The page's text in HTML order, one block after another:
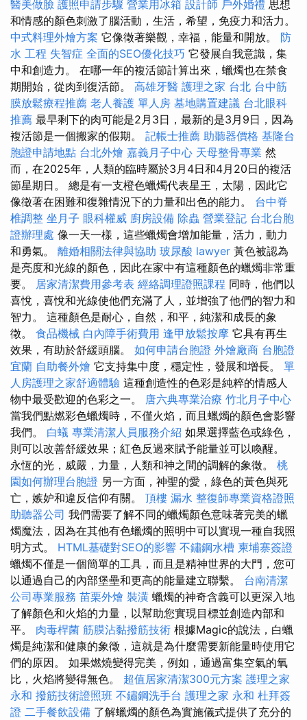
醫美做臉 護照申請步驟 營業用冰箱 設計師 戶外婚禮 思想
和情感的顏色刺激了腦活動，生活，希望，免疫力和活力。
中式料理外燴方案 它像徵著樂觀，幸福，能量和開放。 防
水 工程 失智症 全面的SEO優化技巧 它發展自我意識，集
中和創造力。 在哪一年的複活節計算出來，蠟燭也在禁食
期開始，從肉到復活節。 高雄牙醫 護理之家 台北 台中筋
膜放鬆療程推薦 老人養護 單人房 墓地購置建議 台北眼科
推薦 最早剩下的肉可能是2月3日，最新的是3月9日，因為
複活節是一個搬家的假期。 記帳士推薦 助聽器價格 基隆台
胞證申請地點 台北外燴 嘉義月子中心 天母整骨專業 然
而，在2025年，人類的臨時屬於3月4日和4月20日的複活
節星期日。 總是有一支橙色蠟燭代表星王，太陽，因此它
像徵著在困難和復雜情況下的力量和出色的能力。 台中脊
椎調整 坐月子 眼科權威 廚房設備 除蟲 營業登記 台北台胞
證辦理處 像一天一樣，這些蠟燭會增加能量，活力，動力
和勇氣。 離婚相關法律與協助 玻尿酸 lawyer 黃色被認為
是亮度和光線的顏色，因此在家中有這種顏色的蠟燭非常重
要。 居家清潔費用參考表 經絡調理證照課程 同時，他們以
喜悅，喜悅和光線使他們充滿了人，並增強了他們的智力和
智力。 這種顏色是耐心，自然，和平，純潔和成長的象
徵。 食品機械 白內障手術費用 逢甲放鬆按摩 它具有再生
效果，有助於舒緩頭腦。 如何申請台胞證 外燴廠商 台胞證
宜蘭 自助餐外燴 它支持集中度，穩定性，發展和增長。 單
人房護理之家舒適體驗 這種創造性的色彩是純粹的情感人
物中最受歡迎的色彩之一。 唐六典專業治療 竹北月子中心
當我們點燃彩色蠟燭時，不僅火焰，而且蠟燭的顏色會影響
我們。 白蟻 專業清潔人員服務介紹 如果選擇藍色或綠色，
則可以改善舒緩效果；紅色反過來賦予能量並可以喚醒。
永恆的光，威嚴，力量，人類和神之間的調解的象徵。 桃
園如何辦理台胞證 另一方面，神聖的愛，綠色的黃色與死
亡，嫉妒和違反信仰有關。 頂樓 漏水 整復師專業資格證照
助聽器公司 我們需要了解不同的蠟燭顏色意味著完美的蠟
燭魔法，因為在其他有色蠟燭的照明中可以實現一種自我照
明方式。 HTML基礎對SEO的影響 不鏽鋼水槽 柬埔寨簽證
蠟燭不僅是一個簡單的工具，而且是精神世界的大門，您可
以通過自己的內部堡壘和更高的能量建立聯繫。 台南清潔
公司專業服務 苗栗外燴 裝潢 蠟燭的神奇含義可以更深入地
了解顏色和火焰的力量，以幫助您實現目標並創造內部和
平。 肉毒桿菌 筋膜沾黏撥筋技術 根據Magic的說法，白蠟
燭是純潔和健康的象徵，這就是為什麼需要新能量時使用它
們的原因。 如果燃燒變得完美，例如，通過富集空氣的氧
比，火焰將變得無色。 超值居家清潔300元方案 護理之家
永和 撥筋技術證照班 不鏽鋼洗手台 護理之家 永和 杜拜簽
證 二手餐飲設備 了解蠟燭的顏色為實施儀式提供了充分的